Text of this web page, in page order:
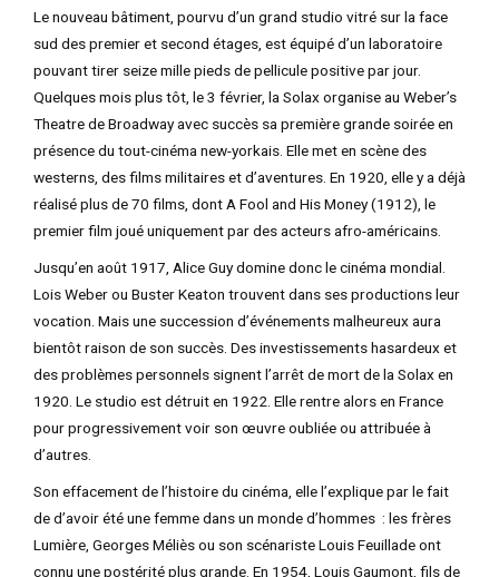
Le nouveau bâtiment, pourvu d’un grand studio vitré sur la face
sud des premier et second étages, est équipé d’un laboratoire
pouvant tirer seize mille pieds de pellicule positive par jour.
Quelques mois plus tôt, le 3 février, la Solax organise au Weber’s
Theatre de Broadway avec succès sa première grande soirée en
présence du tout-cinéma new-yorkais. Elle met en scène des
westerns, des films militaires et d’aventures. En 1920, elle y a déjà
réalisé plus de 70 films, dont A Fool and His Money (1912), le
premier film joué uniquement par des acteurs afro-américains.
Jusqu’en août 1917, Alice Guy domine donc le cinéma mondial.
Lois Weber ou Buster Keaton trouvent dans ses productions leur
vocation. Mais une succession d’événements malheureux aura
bientôt raison de son succès. Des investissements hasardeux et
des problèmes personnels signent l’arrêt de mort de la Solax en
1920. Le studio est détruit en 1922. Elle rentre alors en France
pour progressivement voir son œuvre oubliée ou attribuée à
d’autres.
Son effacement de l’histoire du cinéma, elle l’explique par le fait
de d’avoir été une femme dans un monde d’hommes : les frères
Lumière, Georges Méliès ou son scénariste Louis Feuillade ont
connu une postérité plus grande. En 1954, Louis Gaumont, fils de